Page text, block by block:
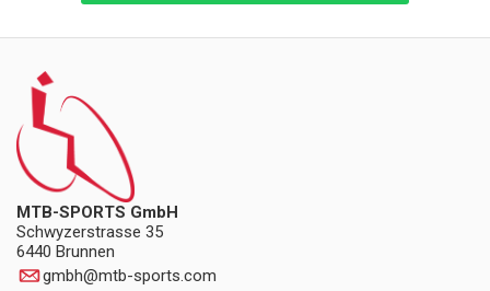
MTB-SPORTS GmbH
Schwyzerstrasse 35
6440 Brunnen
gmbh@mtb-sports.com